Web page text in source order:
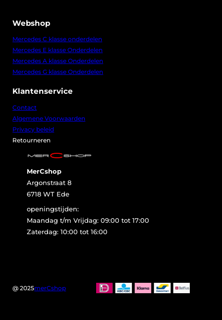
Webshop
Mercedes C klasse onderdelen
Mercedes E klasse Onderdelen
Mercedes A klasse Onderdelen
Mercedes G klasse Onderdelen
Klantenservice
Contact
Algemene Voorwaarden
Privacy beleid
Retourneren
MerCshop
Argonstraat 8
6718 WT Ede
openingstijden:
Maandag t/m Vrijdag: 09:00 tot 17:00
Zaterdag: 10:00 tot 16:00
@ 2025merCshop